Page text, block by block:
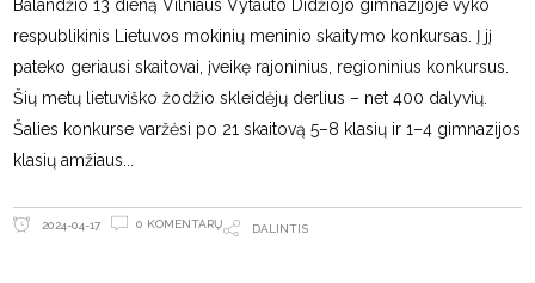
Balandžio 13 dieną Vilniaus Vytauto Didžiojo gimnazijoje vyko
respublikinis Lietuvos mokinių meninio skaitymo konkursas. Į jį
pateko geriausi skaitovai, įveikę rajoninius, regioninius konkursus.
Šių metų lietuviško žodžio skleidėjų derlius – net 400 dalyvių.
Šalies konkurse varžėsi po 21 skaitovą 5–8 klasių ir 1–4 gimnazijos
klasių amžiaus
2024-04-17 0 KOMENTARŲ DALINTIS